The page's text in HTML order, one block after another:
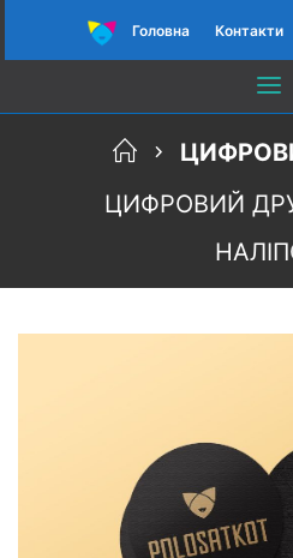
Головна Контакти
ЦИФРОВИЙ